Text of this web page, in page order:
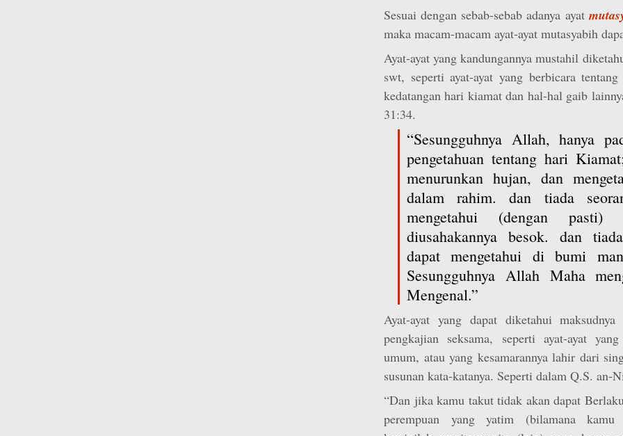
Sesuai dengan sebab-sebab adanya ayat
maka macam-macam ayat-ayat mutasyabih
Ayat-ayat yang kandungannya mustahil
swt, seperti ayat-ayat yang berbicara
kedatangan hari kiamat dan hal-hal gaib
31:34.
“Sesungguhnya Allah, hanya
pengetahuan tentang hari
menurunkan hujan, dan
dalam rahim. dan tiada
mengetahui (dengan
diusahakannya besok. dan
dapat mengetahui di bumi
Sesungguhnya Allah Maha
Mengenal.”
Ayat-ayat yang dapat diketahui
pengkajian seksama, seperti ayat-ayat
umum, atau yang kesamarannya lahir dari
susunan kata-katanya. Seperti dalam Q.S. an-
“Dan jika kamu takut tidak akan dapat
perempuan yang yatim (bilamana kamu